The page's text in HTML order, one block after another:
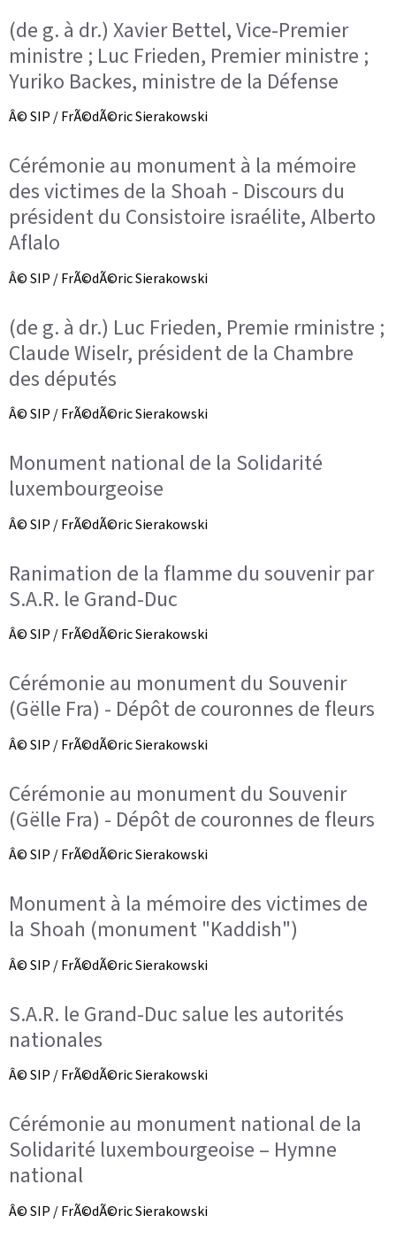
(de g. à dr.) Xavier Bettel, Vice-Premier
ministre ; Luc Frieden, Premier ministre ;
Yuriko Backes, ministre de la Défense
Â© SIP / FrÃ©dÃ©ric Sierakowski
Cérémonie au monument à la mémoire
des victimes de la Shoah - Discours du
président du Consistoire israélite, Alberto
Aflalo
Â© SIP / FrÃ©dÃ©ric Sierakowski
(de g. à dr.) Luc Frieden, Premie rministre ;
Claude Wiselr, président de la Chambre
des députés
Â© SIP / FrÃ©dÃ©ric Sierakowski
Monument national de la Solidarité
luxembourgeoise
Â© SIP / FrÃ©dÃ©ric Sierakowski
Ranimation de la flamme du souvenir par
S.A.R. le Grand-Duc
Â© SIP / FrÃ©dÃ©ric Sierakowski
Cérémonie au monument du Souvenir
(Gëlle Fra) - Dépôt de couronnes de fleurs
Â© SIP / FrÃ©dÃ©ric Sierakowski
Cérémonie au monument du Souvenir
(Gëlle Fra) - Dépôt de couronnes de fleurs
Â© SIP / FrÃ©dÃ©ric Sierakowski
Monument à la mémoire des victimes de
la Shoah (monument "Kaddish")
Â© SIP / FrÃ©dÃ©ric Sierakowski
S.A.R. le Grand-Duc salue les autorités
nationales
Â© SIP / FrÃ©dÃ©ric Sierakowski
Cérémonie au monument national de la
Solidarité luxembourgeoise – Hymne
national
Â© SIP / FrÃ©dÃ©ric Sierakowski